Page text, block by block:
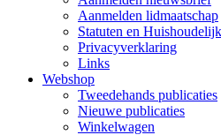
Aanmelden lidmaatschap
Statuten en
Privacyverklaring
Links
Webshop
Tweedehands publicaties
Nieuwe publicaties
Winkelwagen